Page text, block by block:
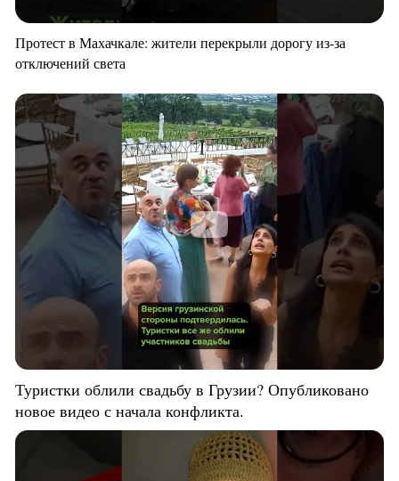
Протест в Махачкале: жители перекрыли дорогу из-за
отключений света
Туристки облили свадьбу в Грузии? Опубликовано
новое видео с начала конфликта.